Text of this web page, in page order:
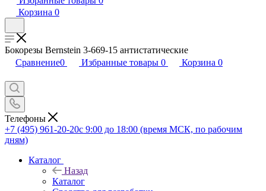
Корзина 0
Бокорезы Bernstein 3-669-15 антистатические
Сравнение0 Избранные товары 0 Корзина 0
Телефоны
+7 (495) 961-20-20с 9:00 до 18:00 (время МСК, по рабочим
дням)
Каталог
Назад
Каталог